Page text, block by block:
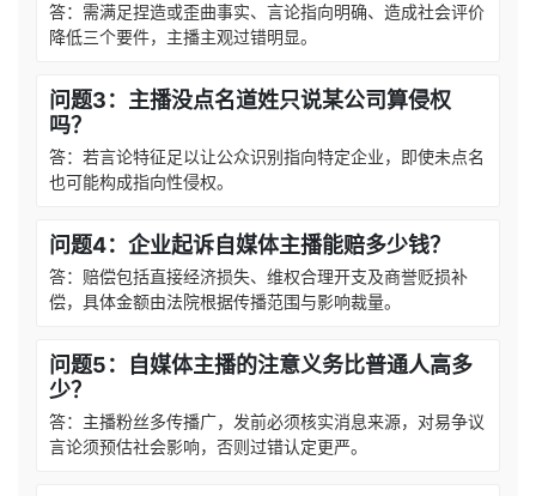
答：需满足捏造或歪曲事实、言论指向明确、造成社会评价
降低三个要件，主播主观过错明显。
问题3：主播没点名道姓只说某公司算侵权
吗？
答：若言论特征足以让公众识别指向特定企业，即使未点名
也可能构成指向性侵权。
问题4：企业起诉自媒体主播能赔多少钱？
答：赔偿包括直接经济损失、维权合理开支及商誉贬损补
偿，具体金额由法院根据传播范围与影响裁量。
问题5：自媒体主播的注意义务比普通人高多
少？
答：主播粉丝多传播广，发前必须核实消息来源，对易争议
言论须预估社会影响，否则过错认定更严。